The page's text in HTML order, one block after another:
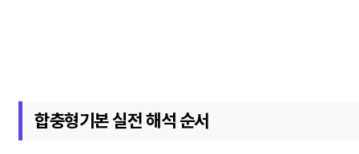
합충형기본 실전 해석 순서